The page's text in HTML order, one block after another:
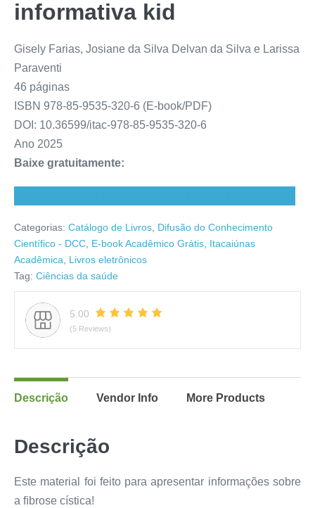
informativa kid
Gisely Farias, Josiane da Silva Delvan da Silva e Larissa
Paraventi
46 páginas
ISBN 978-85-9535-320-6 (E-book/PDF)
DOI: 10.36599/itac-978-85-9535-320-6
Ano 2025
Baixe gratuitamente:
Categorias: Catálogo de Livros, Difusão do Conhecimento
Científico - DCC, E-book Acadêmico Grátis, Itacaiúnas
Acadêmica, Livros eletrônicos
Tag: Ciências da saúde
5.00
(5 Reviews)
Descrição Vendor Info More Products
Descrição
Este material foi feito para apresentar informações sobre
a ﬁbrose cística!